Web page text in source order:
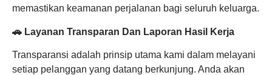
memastikan keamanan perjalanan bagi seluruh keluarga.
🚗 Layanan Transparan Dan Laporan Hasil Kerja
Transparansi adalah prinsip utama kami dalam melayani
setiap pelanggan yang datang berkunjung. Anda akan